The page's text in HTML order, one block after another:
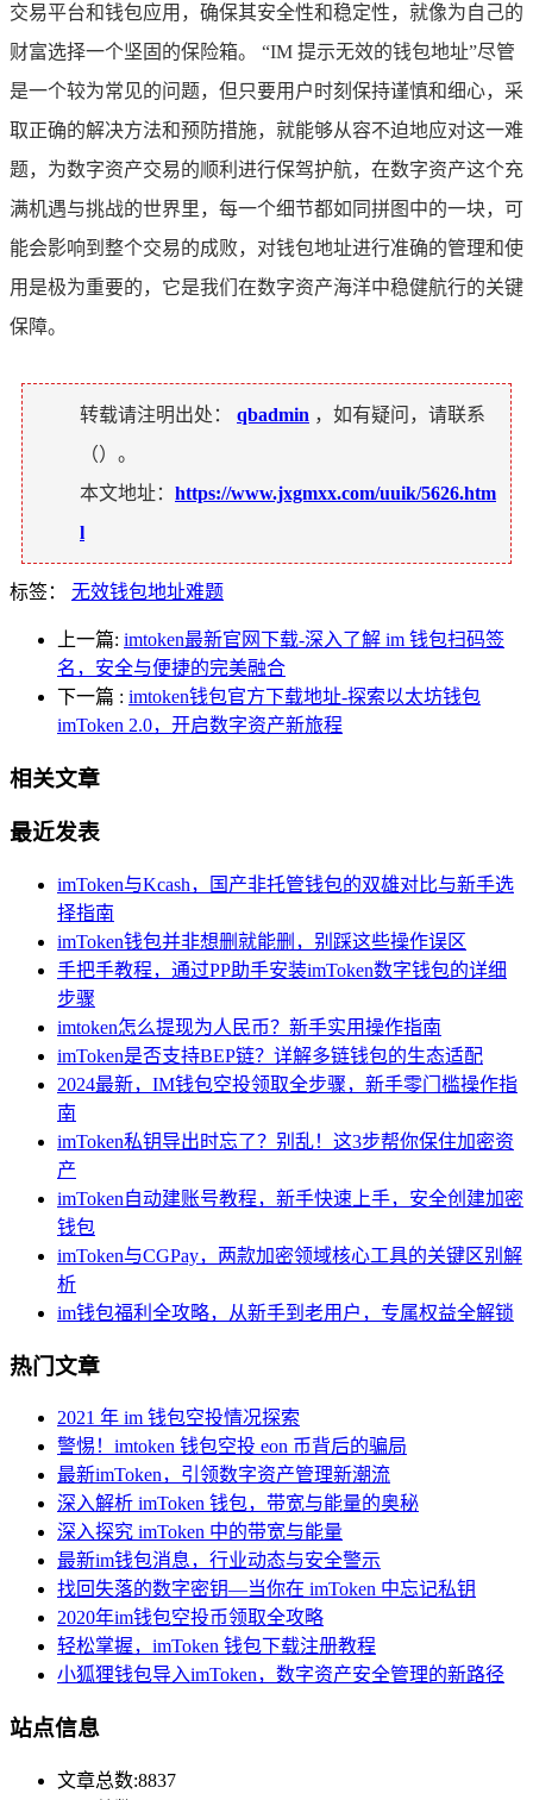
交易平台和钱包应用，确保其安全性和稳定性，就像为自己的
财富选择一个坚固的保险箱。 “IM 提示无效的钱包地址”尽管
是一个较为常见的问题，但只要用户时刻保持谨慎和细心，采
取正确的解决方法和预防措施，就能够从容不迫地应对这一难
题，为数字资产交易的顺利进行保驾护航，在数字资产这个充
满机遇与挑战的世界里，每一个细节都如同拼图中的一块，可
能会影响到整个交易的成败，对钱包地址进行准确的管理和使
用是极为重要的，它是我们在数字资产海洋中稳健航行的关键
保障。
转载请注明出处： qbadmin ，如有疑问，请联系
（）。
本文地址： https://www.jxgmxx.com/uuik/5626.htm
l
标签： 无效钱包地址难题
上一篇: imtoken最新官网下载-深入了解 im 钱包扫码签
名，安全与便捷的完美融合
下一篇 : imtoken钱包官方下载地址-探索以太坊钱包
imToken 2.0，开启数字资产新旅程
相关文章
最近发表
imToken与Kcash，国产非托管钱包的双雄对比与新手选
择指南
imToken钱包并非想删就能删，别踩这些操作误区
手把手教程，通过PP助手安装imToken数字钱包的详细
步骤
imtoken怎么提现为人民币？新手实用操作指南
imToken是否支持BEP链？详解多链钱包的生态适配
2024最新，IM钱包空投领取全步骤，新手零门槛操作指
南
imToken私钥导出时忘了？别乱！这3步帮你保住加密资
产
imToken自动建账号教程，新手快速上手，安全创建加密
钱包
imToken与CGPay，两款加密领域核心工具的关键区别解
析
im钱包福利全攻略，从新手到老用户，专属权益全解锁
热门文章
2021 年 im 钱包空投情况探索
警惕！imtoken 钱包空投 eon 币背后的骗局
最新imToken，引领数字资产管理新潮流
深入解析 imToken 钱包，带宽与能量的奥秘
深入探究 imToken 中的带宽与能量
最新im钱包消息，行业动态与安全警示
找回失落的数字密钥—当你在 imToken 中忘记私钥
2020年im钱包空投币领取全攻略
轻松掌握，imToken 钱包下载注册教程
小狐狸钱包导入imToken，数字资产安全管理的新路径
站点信息
文章总数:8837